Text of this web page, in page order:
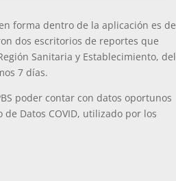
forma dentro de la aplicación es de
dos escritorios de reportes que
Sanitaria y Establecimiento, del
7 días.
poder contar con datos oportunos
Datos COVID, utilizado por los